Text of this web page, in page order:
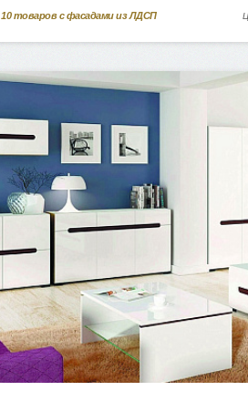
10 товаров с фасадами из ЛДСП